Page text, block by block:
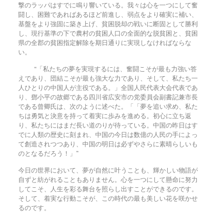
撃のラッパはすでに鳴り響いている。我々は心を一つにして奮
闘し、困難であればあるほど前進し、弱点をより確実に補い、
基盤をより強固に築き上げ、貧困脱却の戦いに断固として勝利
し、現行基準の下で農村の貧困人口の全面的な脱貧困と、貧困
県の全郡の貧困指定解除を期日通りに実現しなければならな
い。
“「私たちの夢を実現するには、奮闘こそが最も力強い答
えであり、団結こそが最も強大な力であり、そして、私たち一
人ひとりの中国人が主役である。」全国人民代表大会代表であ
り、鄧小平の故郷である四川省広安市の党委員会副書記兼市長
である曾卿氏は、次のように述べた。「「夢を追い求め、私た
ちは勇気と決意を持って着実に歩みを進める。初心に立ち返
り、私たちにはまだ長い道のりが待っている。中国の昨日はす
でに人類の歴史に刻まれ、中国の今日は数億の人民の手によっ
て創造されつつあり、中国の明日は必ずやさらに素晴らしいも
のとなるだろう！」”
今日の世界において、夢が自然に叶うことも、輝かしい物語が
自ずと紡がれることもありません。心を一つにして懸命に努力
してこそ、人生を彩る舞台を照らし出すことができるのです。
そして、着実な行動こそが、この時代の最も美しい花を咲かせ
るのです。